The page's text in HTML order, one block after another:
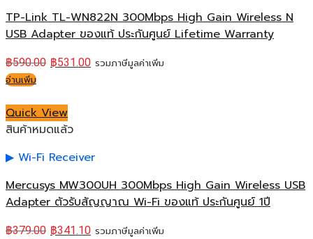
TP-Link TL-WN822N 300Mbps High Gain Wireless N
USB Adapter ของแท้ ประกันศูนย์ Lifetime Warranty
฿590.00 ฿531.00 รวมภาษีมูลค่าเพิ่ม
อ่านเพิ่ม
Quick View
สินค้าหมดแล้ว
Wi-Fi Receiver
Mercusys MW300UH 300Mbps High Gain Wireless USB
Adapter ตัวรับสัญญาณ Wi-Fi ของแท้ ประกันศูนย์ 1ปี
฿379.00 ฿341.10 รวมภาษีมูลค่าเพิ่ม